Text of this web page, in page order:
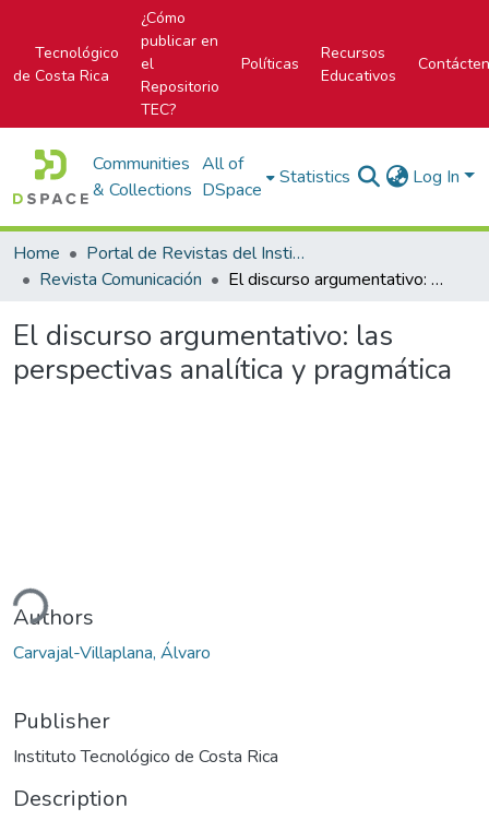
Tecnológico
de Costa Rica
¿Cómo
publicar en
el
Repositorio
TEC?
Políticas
Recursos
Educativos
Communities
& Collections
All of
DSpace
Statistics Log In
Home
Portal de Revistas del Instituto Tecnológico de Costa Rica
Revista Comunicación
El discurso argumentativo: las perspectivas analítica y pragmática
El discurso argumentativo: las
perspectivas analítica y pragmática
Authors
Carvajal-Villaplana, Álvaro
Publisher
Instituto Tecnológico de Costa Rica
Description